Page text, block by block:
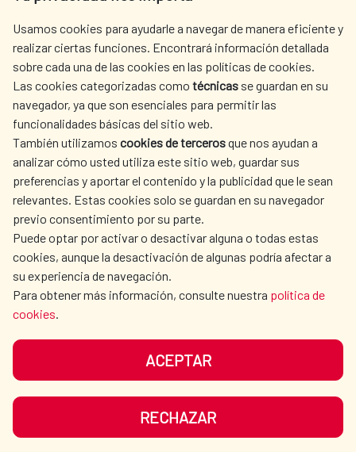
Usamos cookies para ayudarle a navegar de manera eficiente y
realizar ciertas funciones. Encontrará información detallada
sobre cada una de las cookies en las políticas de cookies.
Las cookies categorizadas como técnicas se guardan en su
navegador, ya que son esenciales para permitir las
funcionalidades básicas del sitio web.
También utilizamos cookies de tercerosque nos ayudan a
analizar cómo usted utiliza este sitio web, guardar sus
preferencias y aportar el contenido y la publicidad que le sean
relevantes. Estas cookies solo se guardan en su navegador
previo consentimiento por su parte.
Puede optar por activar o desactivar alguna o todas estas
cookies, aunque la desactivación de algunas podría afectar a
su experiencia de navegación.
Para obtener más información, consulte nuestra política de
cookies.
ACEPTAR
RECHAZAR
AECID
WHERE DO WE COOPERATE?
SPANISH HUMANITARIAN
ACTION
PRESS ROOM
CULTURE AND SCIENCE LIBRARY
OUR SOCIAL MEDIA
DATA PROTECTION
SITEMAP